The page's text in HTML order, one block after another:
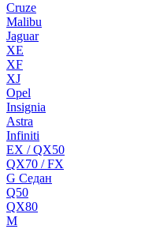
Cruze
Malibu
Jaguar
XE
XF
XJ
Opel
Insignia
Astra
Infiniti
EX / QX50
QX70 / FX
G Cедан
Q50
QX80
M